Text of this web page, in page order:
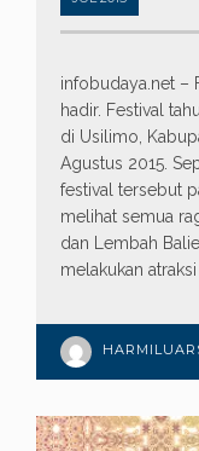
infobudaya.net –
hadir. Festival
di Usilimo,
Agustus 2015.
festival tersebut
melihat semua
dan Lembah
melakukan